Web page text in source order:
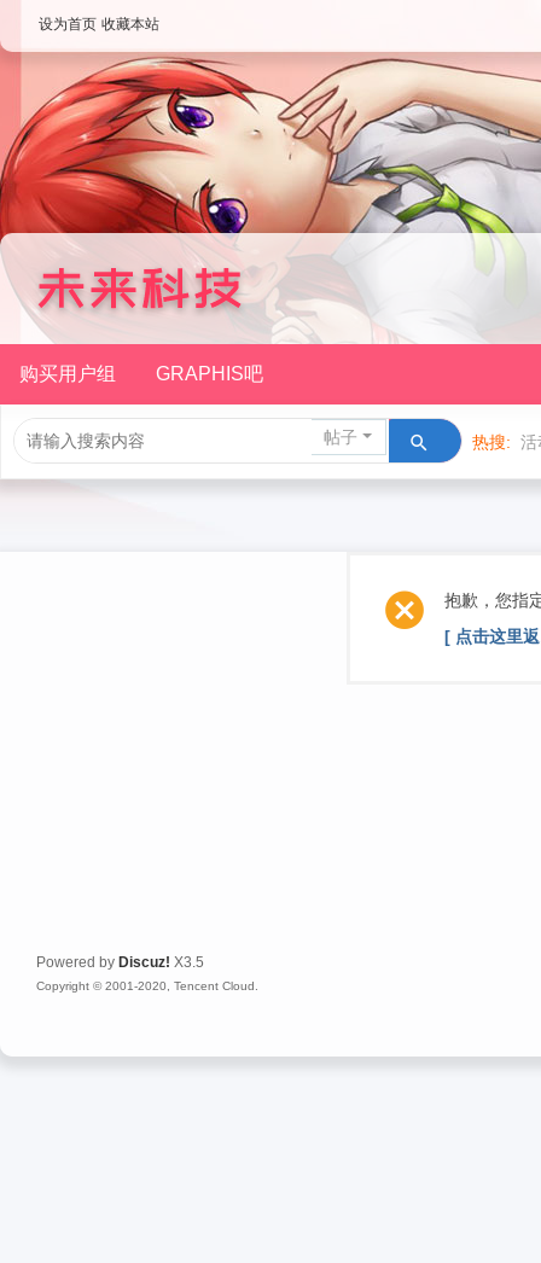
设为首页 收藏本站
购买用户组 GRAPHIS吧
帖子 热搜: 活
抱歉，您指
[ 点击这里
Powered by Discuz! X3.5
Copyright © 2001-2020, Tencent Cloud.